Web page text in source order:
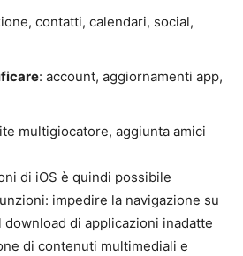
contatti, calendari, social,
: account, aggiornamenti app,
multigiocatore, aggiunta amici
di iOS è quindi possibile
impedire la navigazione su
download di applicazioni inadatte
di contenuti multimediali e